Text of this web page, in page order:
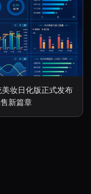
妆日化版正式发布
新篇章